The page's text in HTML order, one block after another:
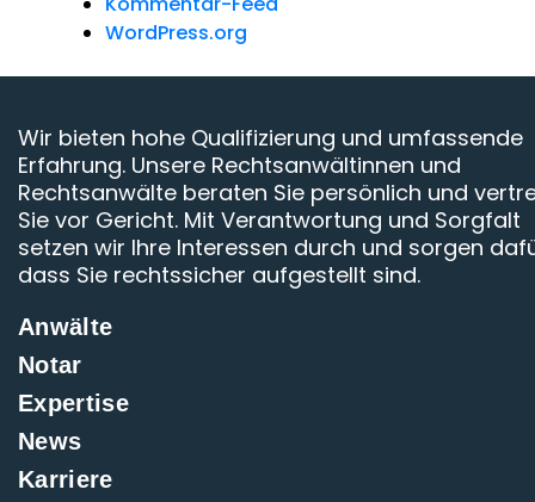
WordPress.org
Wir bieten hohe Qualifizierung und umfassende
Erfahrung. Unsere Rechtsanwältinnen und
Rechtsanwälte beraten Sie persönlich und
Sie vor Gericht. Mit Verantwortung und Sorgfalt
setzen wir Ihre Interessen durch und sorgen
dass Sie rechtssicher aufgestellt sind.
Anwälte
Notar
Expertise
News
Karriere